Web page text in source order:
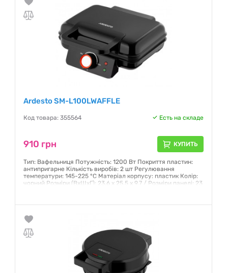
Ardesto SM-L100LWAFFLE
Код товара: 355564 Есть на складе
910 грн КУПИТЬ
Тип: Вафельниця Потужність: 1200 Вт Покриття пластин:
антипригарне Кількість виробів: 2 шт Регулювання
температури: 145-225 °С Матеріал корпусу: пластик Колір:
чорний Розміри (ВхШхГ): 23,6 x 25,5 x 9,7 / Розміри панелі: 23
Гарантия:12 месяцев